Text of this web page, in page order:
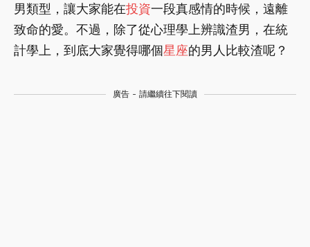
男類型，讓大家能在投資一段真感情的時候，遠離
致命的愛。不過，除了從心理學上辨識渣男，在統
計學上，到底大家覺得哪個星座的男人比較渣呢？
廣告 - 請繼續往下閱讀